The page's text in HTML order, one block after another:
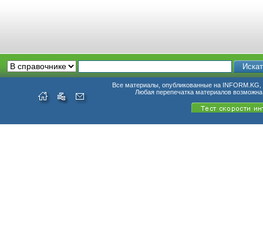
Все материалы, опубликованные на INFORM.KG,
Любая перепечатка материалов